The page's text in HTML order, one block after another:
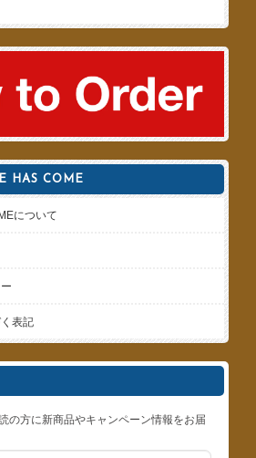
HAS COME
について
表記
の方に新商品やキャンペーン情報をお届